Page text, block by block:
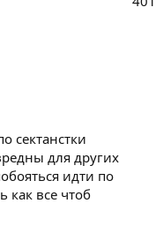
сектанстки
для других
идти по
как все чтоб